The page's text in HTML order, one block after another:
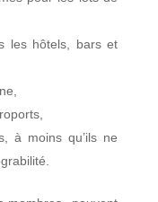
les hôtels, bars et
à moins qu’ils ne